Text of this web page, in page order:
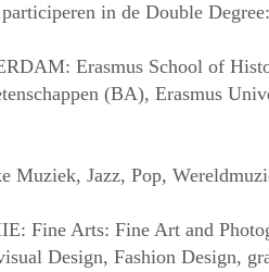
in de Double Degree:
Erasmus School of
(BA), Erasmus
Muziek, Jazz, Pop,
Fine Arts: Fine Art and
Design, Fashion Design,